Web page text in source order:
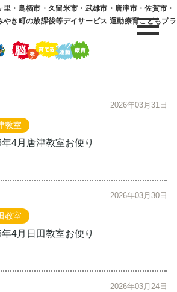
・鳥栖市・久留米市・武雄市・唐津市・佐賀市・
やき町の放課後等デイサービス 運動療育こどもプラ
教室
4月唐津教室お便り
2026年03月31日
教室
4月日田教室お便り
2026年03月30日
2026年03月24日